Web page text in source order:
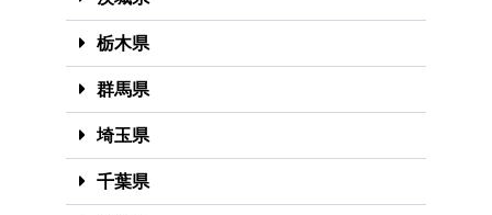
栃木県
群馬県
埼玉県
千葉県